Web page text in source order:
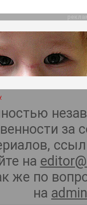
на
же по
на